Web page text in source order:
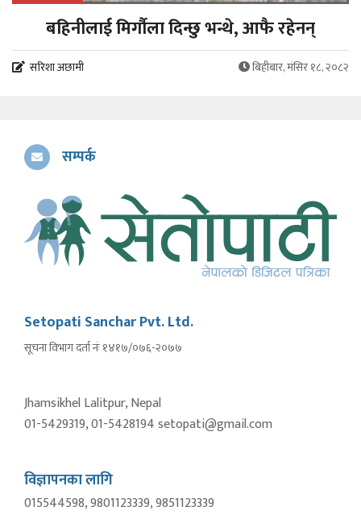
बहिनीलाई मिर्गौला दिन्छु भन्थे, आफै रहेनन्
सरिशा अछामी बिहीबार, मंसिर १८, २०८२
सम्पर्क
Setopati Sanchar Pvt. Ltd.
सूचना विभाग दर्ता नंः १४१७/०७६-२०७७
Jhamsikhel Lalitpur, Nepal
01-5429319, 01-5428194 setopati@gmail.com
विज्ञापनका लागि
015544598, 9801123339, 9851123339